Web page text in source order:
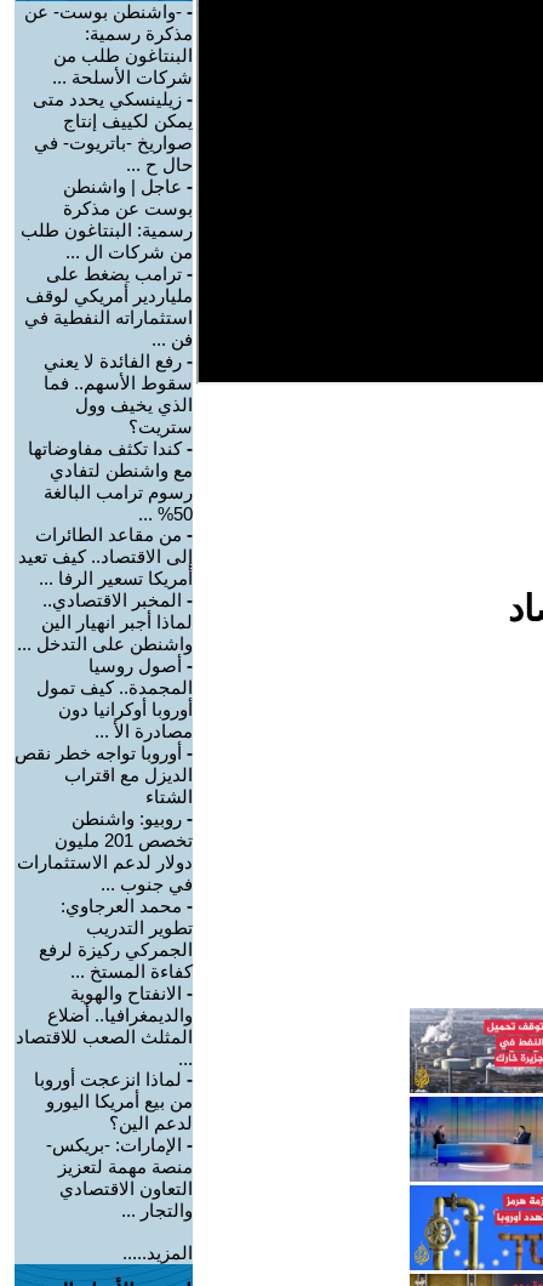
- -واشنطن بوست- عن
مذكرة رسمية:
البنتاغون طلب من
شركات الأسلحة ...
- زيلينسكي يحدد متى
يمكن لكييف إنتاج
صواريخ -باتريوت- في
حال ح ...
- عاجل | واشنطن
بوست عن مذكرة
رسمية: البنتاغون طلب
من شركات ال ...
- ترامب يضغط على
ملياردير أمريكي لوقف
استثماراته النفطية في
فن ...
- رفع الفائدة لا يعني
سقوط الأسهم.. فما
الذي يخيف وول
ستريت؟
-كندا تكثف مفاوضاتها
مع واشنطن لتفادي
رسوم ترامب البالغة
50% ...
- من مقاعد الطائرات
إلى الاقتصاد.. كيف تعيد
أمريكا تسعير الرفا ...
- المخبر الاقتصادي..
لماذا أجبر انهيار الين
واشنطن على التدخل ...
- أصول روسيا
المجمدة.. كيف تمول
أوروبا أوكرانيا دون
مصادرة الأ ...
- أوروبا تواجه خطر نقص
الديزل مع اقتراب
الشتاء
- روبيو: واشنطن
تخصص 201 مليون
دولار لدعم الاستثمارات
في جنوب ...
- محمد العرجاوي:
تطوير التدريب
الجمركي ركيزة لرفع
كفاءة المستخ ...
- الانفتاح والهوية
والديمغرافيا.. أضلاع
المثلث الصعب للاقتصاد
...
- لماذا انزعجت أوروبا
من بيع أمريكا اليورو
لدعم الين؟
- الإمارات: -بريكس-
منصة مهمة لتعزيز
التعاون الاقتصادي
والتجار ...
المزيد.....